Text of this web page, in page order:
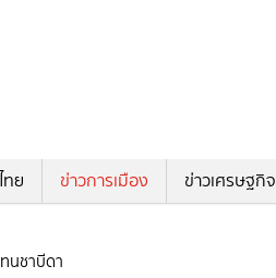
ทย ข่าวการเมือง ข่าวเศรษฐกิจ
นชาบีดา